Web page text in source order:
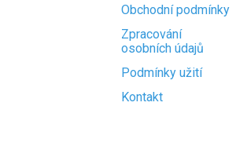
Obchodní podmínky
Zpracování
osobních údajů
Podmínky užití
Kontakt